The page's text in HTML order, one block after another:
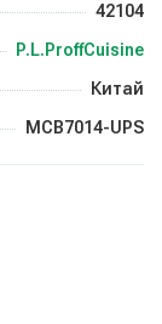
42104
P.L.ProffCuisine
Китай
MCB7014-UPS